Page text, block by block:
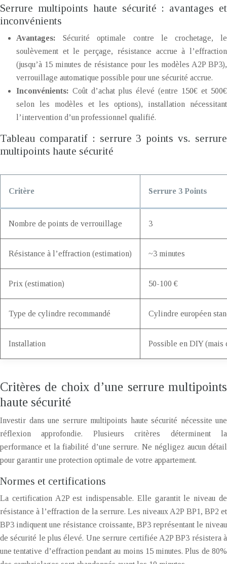
Serrure multipoints haute sécurité : avantages et
inconvénients
Avantages:Sécurité optimale contre le crochetage, le
soulèvement et le perçage, résistance accrue à l’effraction
(jusqu’à 15 minutes de résistance pour les modèles A2P BP3),
verrouillage automatique possible pour une sécurité accrue.
Inconvénients: Coût d’achat plus élevé (entre 150€ et 500€
selon les modèles et les options), installation nécessitant
l’intervention d’un professionnel qualifié.
Tableau comparatif : serrure 3 points vs. serrure
multipoints haute sécurité
Critère Serrure 3 Points
Nombre de points de verrouillage 3
Résistance à l’effraction (estimation) ~3 minutes
Prix (estimation) 50-100 €
Type de cylindre recommandé Cylindre européen
Installation Possible en DIY (mais
Critères de choix d’une serrure multipoints
haute sécurité
Investir dans une serrure multipoints haute sécurité nécessite une
réflexion approfondie. Plusieurs critères déterminent la
performance et la fiabilité d’une serrure. Ne négligez aucun détail
pour garantir une protection optimale de votre appartement.
Normes et certifications
La certification A2P est indispensable. Elle garantit le niveau de
résistance à l’effraction de la serrure. Les niveaux A2P BP1, BP2 et
BP3 indiquent une résistance croissante, BP3 représentant le niveau
de sécurité le plus élevé. Une serrure certifiée A2P BP3 résistera à
une tentative d’effraction pendant au moins 15 minutes. Plus de 80%